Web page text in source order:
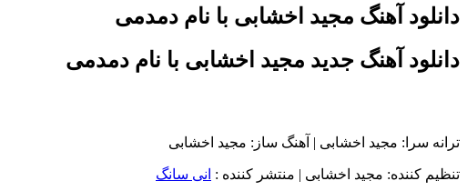
دانلود آهنگ مجید اخشابی با نام دمدمی
دانلود آهنگ جدید مجید اخشابی با نام دمدمی
ترانه سرا: مجید اخشابی | آهنگ ساز: مجید اخشابی
تنظیم کننده: مجید اخشابی | منتشر کننده : انی سانگ